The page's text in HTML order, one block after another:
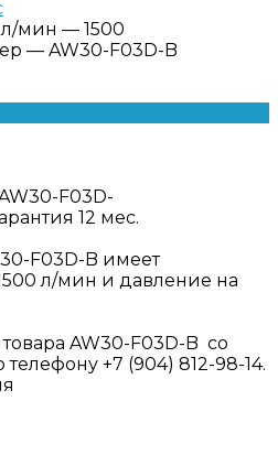
л/мин — 1500
— AW30-F03D-B
F03D-
12 мес.
F03D-B имеет
л/мин и давление на
AW30-F03D-B со
+7 (904) 812-98-14.